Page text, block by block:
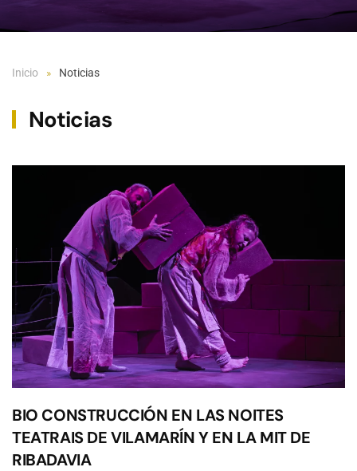
Inicio Noticias
Noticias
BIO CONSTRUCCIÓN EN LAS NOITES
TEATRAIS DE VILAMARÍN Y EN LA MIT DE
RIBADAVIA